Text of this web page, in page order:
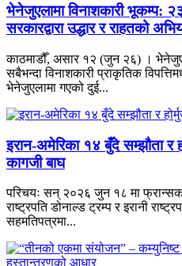
भेनेजुएलामा विनाशकारी भूकम्प:
सरकारद्वारा उद्धार र राहतको
काठमाडौँ, असार १२ (जुन २६) ।
सबैभन्दा विनाशकारी प्राकृतिक
भेनेजुएलामा गएको दुई...
इरान-अमेरिका १४ बुँदे सम्झौता र
कागजी बाघ
परिचयः सन् २०२६ जुन १८ मा
राष्ट्रपति डोनाल्ड ट्रम्प र इरानी
सहमतिपत्रमा...